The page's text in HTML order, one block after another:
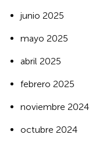
junio 2025
mayo 2025
abril 2025
febrero 2025
noviembre 2024
octubre 2024